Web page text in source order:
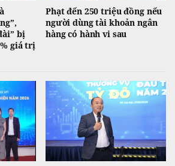
bị
giá trị
Phạt đến 250 triệu đồng nếu
người dùng tài khoản ngân
hàng có hành vi sau